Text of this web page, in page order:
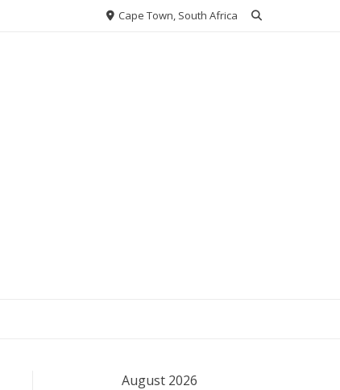
Cape Town, South Africa
August 2026